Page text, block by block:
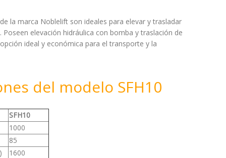
la marca Noblelift son ideales para elevar y trasladar
elevación hidráulica con bomba y traslación de
ideal y económica para el transporte y la
del modelo SFH10
SFH10
1000
85
1600